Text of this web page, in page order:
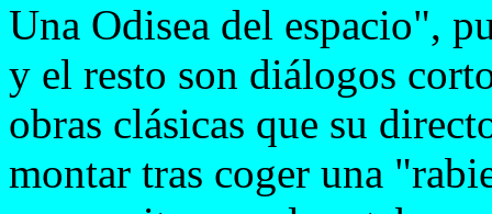
Una Odisea del espacio",
y el resto son diálogos
obras clásicas que su
montar tras coger una